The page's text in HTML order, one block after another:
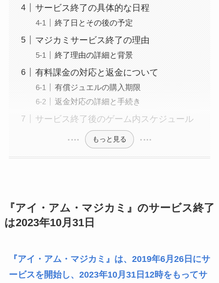
サービス終了の具体的な日程
終了日とその後の予定
マジカミサービス終了の理由
終了理由の詳細と背景
有料課金の対応と返金について
有償ジュエルの購入期限
返金対応の詳細と手続き
サービス終了後のゲーム内スケジュール
もっと見る
『アイ・アム・マジカミ』のサービス終了
は2023年10月31日
『アイ・アム・マジカミ』は、2019年6月26日にサ
ービスを開始し、2023年10月31日12時をもってサ